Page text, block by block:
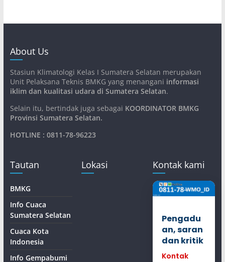
About Us
Stasiun Klimatologi Kelas I Sumatera Selatan merupakan
Unit Pelaksana Teknis BMKG yang menangani informasi
iklim dan kualitasi udara di Sumatera Selatan.
Selain itu, bertindak juga sebagai KOORDINATOR BMKG
Provinsi Sumatera Selatan.
HOTLINE : 0811-78-96223
Tautan
BMKG
Info Cuaca
Sumatera Selatan
Cuaca Kota
Indonesia
Info Gempabumi
Lokasi Kontak kami
Pengadu
an, saran
dan kritik
Kontak